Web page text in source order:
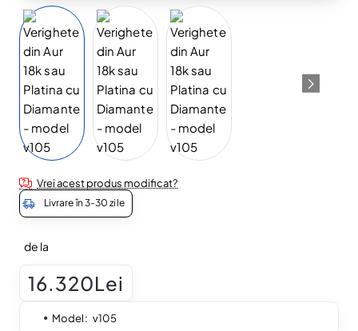
Vrei acest produs modificat?
Livrare în 3-30 zile
de la
16.320Lei
Model: v105